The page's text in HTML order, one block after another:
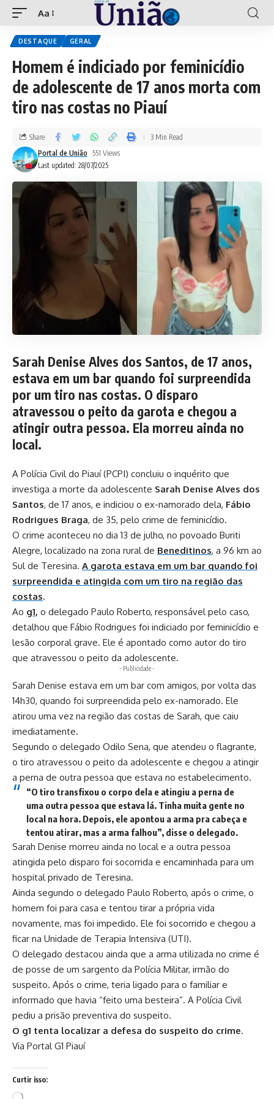
Aa
DESTAQUE GERAL
Homem é indiciado por feminicídio
de adolescente de 17 anos morta com
tiro nas costas no Piauí
Last updated: 28/07/2025
Portal de União 551 Views
Share 3 Min Read
Sarah Denise Alves dos Santos, de 17 anos,
estava em um bar quando foi surpreendida
por um tiro nas costas. O disparo
atravessou o peito da garota e chegou a
atingir outra pessoa. Ela morreu ainda no
local.
A Polícia Civil do Piauí (PCPI) concluiu o inquérito que
investiga a morte da adolescente Sarah Denise Alves dos
Santos, de 17 anos, e indiciou o ex-namorado dela, Fábio
Rodrigues Braga, de 35, pelo crime de feminicídio.
O crime aconteceu no dia 13 de julho, no povoado Buriti
Alegre, localizado na zona rural de Beneditinos, a 96 km ao
Sul de Teresina. A garota estava em um bar quando foi
surpreendida e atingida com um tiro na região das
costas.
Ao g1, o delegado Paulo Roberto, responsável pelo caso,
detalhou que Fábio Rodrigues foi indiciado por feminicídio e
lesão corporal grave. Ele é apontado como autor do tiro
que atravessou o peito da adolescente.
- Publicidade -
Sarah Denise estava em um bar com amigos, por volta das
14h30, quando foi surpreendida pelo ex-namorado. Ele
atirou uma vez na região das costas de Sarah, que caiu
imediatamente.
Segundo o delegado Odilo Sena, que atendeu o flagrante,
o tiro atravessou o peito da adolescente e chegou a atingir
a perna de outra pessoa que estava no estabelecimento.
“O tiro transfixou o corpo dela e atingiu a perna de
uma outra pessoa que estava lá. Tinha muita gente no
local na hora. Depois, ele apontou a arma pra cabeça e
tentou atirar, mas a arma falhou”, disse o delegado.
Sarah Denise morreu ainda no local e a outra pessoa
atingida pelo disparo foi socorrida e encaminhada para um
hospital privado de Teresina.
Ainda segundo o delegado Paulo Roberto, após o crime, o
homem foi para casa e tentou tirar a própria vida
novamente, mas foi impedido. Ele foi socorrido e chegou a
ficar na Unidade de Terapia Intensiva (UTI).
O delegado destacou ainda que a arma utilizada no crime é
de posse de um sargento da Polícia Militar, irmão do
suspeito. Após o crime, teria ligado para o familiar e
informado que havia “feito uma besteira”. A Polícia Civil
pediu a prisão preventiva do suspeito.
O g1 tenta localizar a defesa do suspeito do crime.
Via Portal G1 Piauí
Curtir isso:
Carregando...